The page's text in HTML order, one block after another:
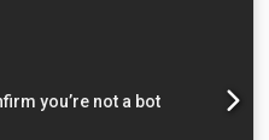
ST/100 pris 1.200€ 3.
pris 700€